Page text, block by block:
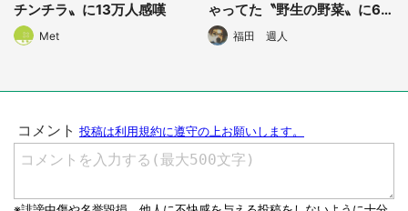
選択する
チンチラ〟に13万人感嘆
Met
ゃってた〝野生の野菜〟に6.5
万人戦慄福田 週人